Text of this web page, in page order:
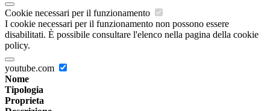
Cookie necessari per il funzionamento
I cookie necessari per il funzionamento non possono essere
disabilitati. È possibile consultare l'elenco nella pagina della cookie
policy.
youtube.com
Nome
Tipologia
Proprieta